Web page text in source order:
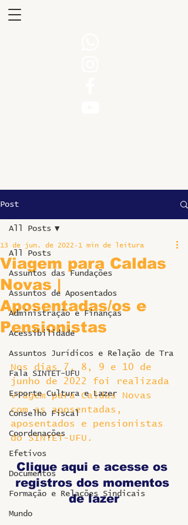
Post
All Posts
Assuntos das Fundações
Assuntos de Aposentados
Administração e Finanças
Acessibilidade
Assuntos Jurídicos e Relação de Tra
Fala SINTET-UFU
Esporte Cultura e Lazer
Conselho Fiscal
Coordenações
Efetivos
Documentos
Formação e Relações Sindicais
Mundo
All Posts
Viagem para Caldas
Novas |
Aposentadas/os e
Pensionistas
13 de jun. de 2022 1 min de leitura
Nos dias 7, 8, 9 e 10 de
junho de 2022 foi realizada
viagem para Caldas Novas
com as aposentadas,
aposentados e pensionistas
do SINTET-UFU.
Clique aqui e acesse os
registros dos momentos
de lazer